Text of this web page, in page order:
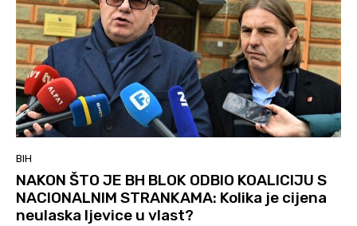
BIH
NAKON ŠTO JE BH BLOK ODBIO KOALICIJU S
NACIONALNIM STRANKAMA: Kolika je cijena
neulaska ljevice u vlast?